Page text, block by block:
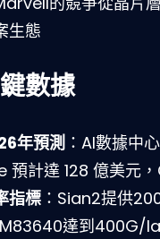
生態
數據
年預測 ：AI數據中
預計達 128 億美元
指標 ：Sian2提供
達到400G/